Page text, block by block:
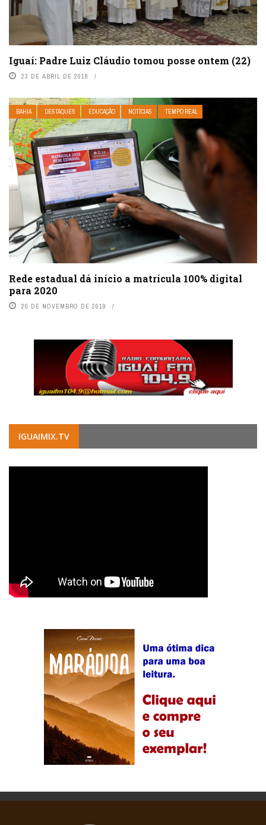
Iguaí: Padre Luiz Cláudio tomou posse ontem (22)
23 DE ABRIL DE 2018
BAHIA DESTAQUES EDUCAÇÃO NOTÍCIAS TEMPO REAL
Rede estadual dá início a matrícula 100% digital
para 2020
20 DE NOVEMBRO DE 2019
IGUAIMIX.TV